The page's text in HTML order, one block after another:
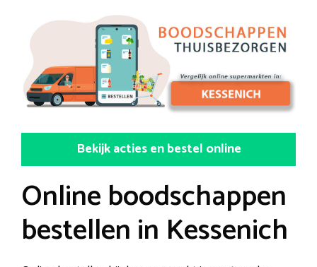
Bekijk acties en bestel online
Online boodschappen
bestellen in Kessenich